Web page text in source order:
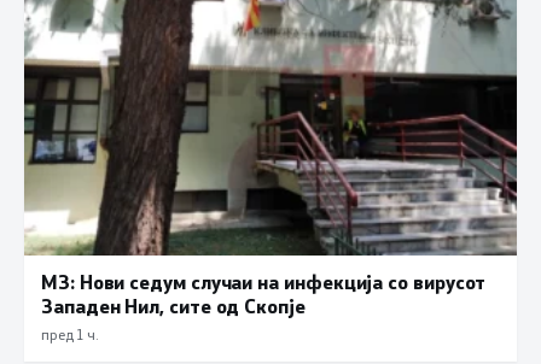
МЗ: Нови седум случаи на инфекција со вирусот
Западен Нил, сите од Скопје
пред 1 ч.